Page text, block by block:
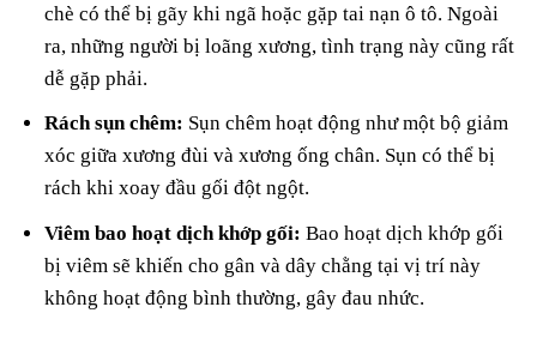
chè có thể bị gãy khi ngã hoặc gặp tai nạn ô tô. Ngoài
ra, những người bị loãng xương, tình trạng này cũng rất
dễ gặp phải.
Rách sụn chêm: Sụn chêm hoạt động như một bộ giảm
xóc giữa xương đùi và xương ống chân. Sụn có thể bị
rách khi xoay đầu gối đột ngột.
Viêm bao hoạt dịch khớp gối: Bao hoạt dịch khớp gối
bị viêm sẽ khiến cho gân và dây chằng tại vị trí này
không hoạt động bình thường, gây đau nhức.